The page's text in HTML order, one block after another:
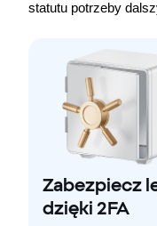
statutu potrzeby
Zabezpiecz
dzięki 2FA